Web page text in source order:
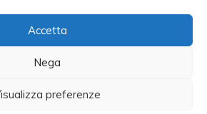
Accetta
Nega
preferenze
per circa 1 ora e 30
ogni tanto
di latte.
il ragù con una